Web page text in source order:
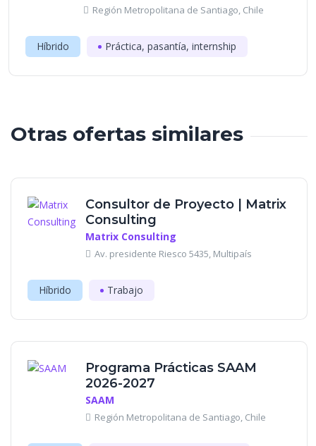
Región Metropolitana de Santiago, Chile
Híbrido Práctica, pasantía, internship
Otras ofertas similares
Consultor de Proyecto | Matrix
Consulting
Matrix Consulting
Av. presidente Riesco 5435, Multipaís
Híbrido Trabajo
Programa Prácticas SAAM
2026-2027
SAAM
Región Metropolitana de Santiago, Chile